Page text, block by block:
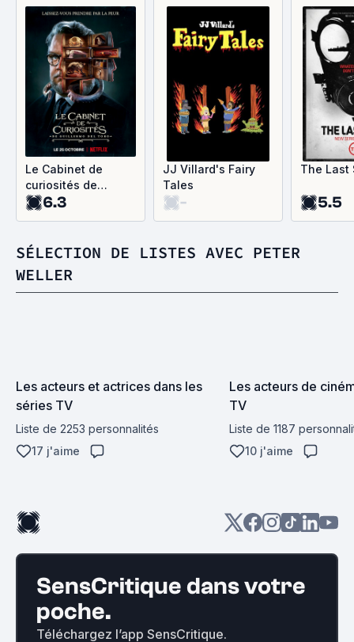
Le Cabinet de
curiosités de
Guillermo del Toro
6.3
JJ Villard's Fairy
Tales
-
The Last
5.5
SÉLECTION DE LISTES AVEC PETER
WELLER
Les acteurs et actrices dans les
séries TV
Liste de 2253 personnalités
17 j'aime
Les acteurs de
TV
Liste de 1187
10 j'aime
SensCritique dans votre
poche.
Téléchargez l’app SensCritique.